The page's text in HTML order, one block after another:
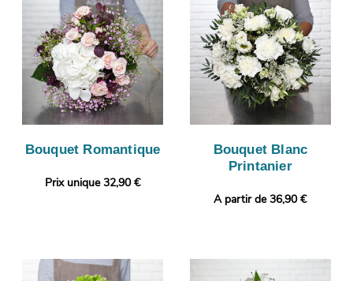
Bouquet Romantique
Prix unique 32,90 €
Bouquet Blanc
Printanier
A partir de 36,90 €